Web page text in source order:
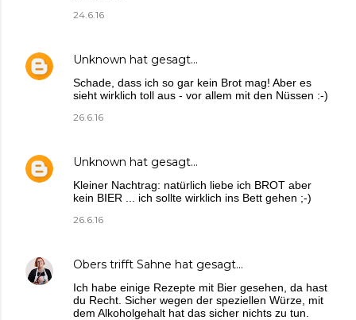
24.6.16
Unknown hat gesagt…
Schade, dass ich so gar kein Brot mag! Aber es
sieht wirklich toll aus - vor allem mit den Nüssen :-)
26.6.16
Unknown hat gesagt…
Kleiner Nachtrag: natürlich liebe ich BROT aber
kein BIER ... ich sollte wirklich ins Bett gehen ;-)
26.6.16
Obers trifft Sahne hat gesagt…
Ich habe einige Rezepte mit Bier gesehen, da hast
du Recht. Sicher wegen der speziellen Würze, mit
dem Alkoholgehalt hat das sicher nichts zu tun.